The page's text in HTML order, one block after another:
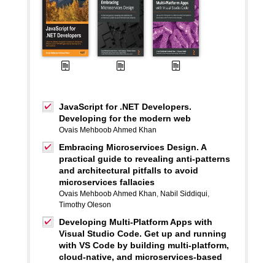
JavaScript for .NET Developers.
Developing for the modern web
Ovais Mehboob Ahmed Khan
Embracing Microservices Design. A
practical guide to revealing anti-patterns
and architectural pitfalls to avoid
microservices fallacies
Ovais Mehboob Ahmed Khan, Nabil Siddiqui,
Timothy Oleson
Developing Multi-Platform Apps with
Visual Studio Code. Get up and running
with VS Code by building multi-platform,
cloud-native, and microservices-based